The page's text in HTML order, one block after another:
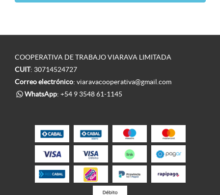
COOPERATIVA DE TRABAJO VIARAVA LIMITADA
CUIT: 30714524727
Correo electrónico: viaravacooperativa@gmail.com
WhatsApp: +54 9 3548 61-1145